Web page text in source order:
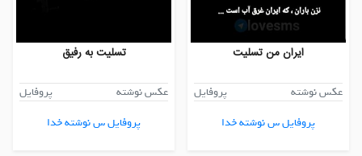
ایران من تسلیت
عکس نوشته
پروفایل
پروفایل س نوشته خدا
تسلیت به رفیق
عکس نوشته
پروفایل
پروفایل س نوشته خدا